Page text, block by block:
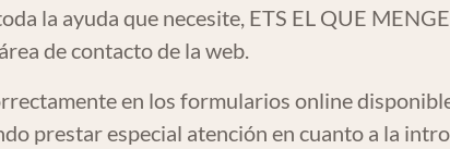
la ayuda que necesite, ETS EL QUE
de contacto de la web.
en los formularios online
prestar especial atención en cuanto a la